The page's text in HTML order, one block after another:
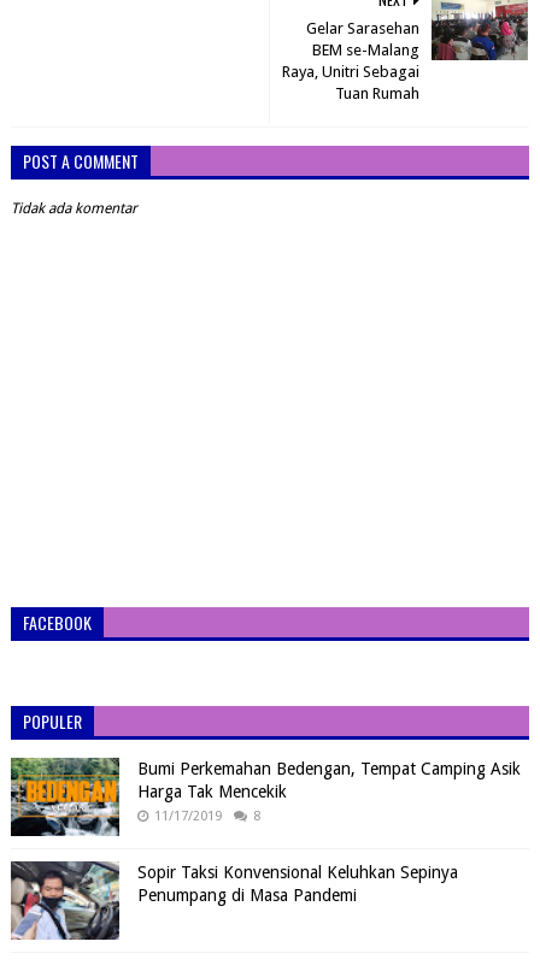
Gelar Sarasehan
BEM se-Malang
Raya, Unitri Sebagai
Tuan Rumah
POST A COMMENT
Tidak ada komentar
FACEBOOK
POPULER
Bumi Perkemahan Bedengan, Tempat Camping Asik
Harga Tak Mencekik
11/17/2019 8
Sopir Taksi Konvensional Keluhkan Sepinya
Penumpang di Masa Pandemi